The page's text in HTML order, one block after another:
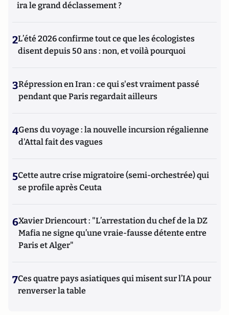
ira le grand déclassement ?
2L’été 2026 confirme tout ce que les écologistes
disent depuis 50 ans : non, et voilà pourquoi
3Répression en Iran : ce qui s'est vraiment passé
pendant que Paris regardait ailleurs
4Gens du voyage : la nouvelle incursion régalienne
d'Attal fait des vagues
5Cette autre crise migratoire (semi-orchestrée) qui
se profile après Ceuta
6Xavier Driencourt : "L’arrestation du chef de la DZ
Mafia ne signe qu’une vraie-fausse détente entre
Paris et Alger"
7Ces quatre pays asiatiques qui misent sur l’IA pour
renverser la table